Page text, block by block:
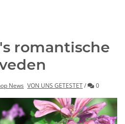
romantische
News VON UNS GETESTET/ 0